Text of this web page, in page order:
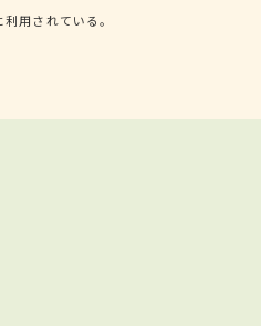
用されている。